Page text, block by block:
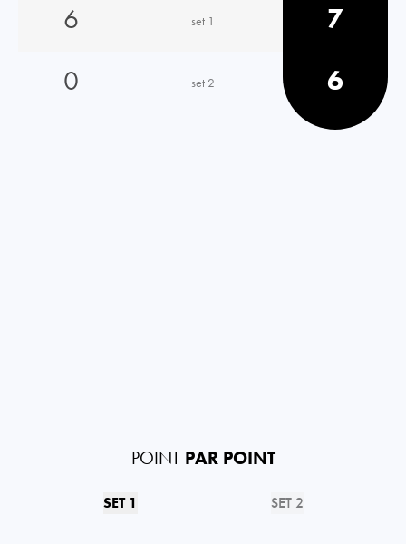
6 set 1
7
0
set 2 6
POINT PAR POINT
SET 1 SET 2